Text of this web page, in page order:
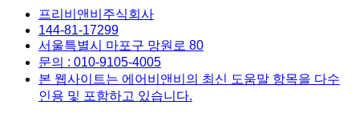
프리비앤비주식회사
144-81-17299
서울특별시 마포구 망원로 80
문의 : 010-9105-4005
본 웹사이트는 에어비앤비의 최신 도움말 항목을 다수
인용 및 포함하고 있습니다.